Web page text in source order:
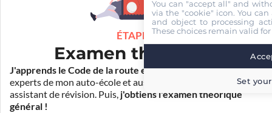
ÉTAPE 2
Examen théorique
J'apprends le Code de la route en ligne. Je suis aidé par les
experts de mon auto-école et aussi par Mister Codes, mon
assistant de révision. Puis, j'obtiens l'examen théorique
général !
You can "accept all" and
via the "cookie" icon. You
and object to processing
These choices remain valid
Set